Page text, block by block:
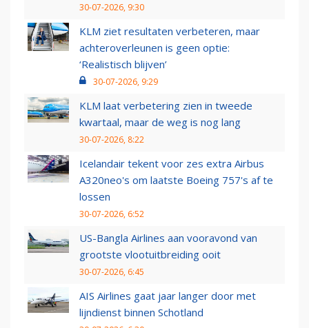
30-07-2026, 9:30
KLM ziet resultaten verbeteren, maar
achteroverleunen is geen optie:
‘Realistisch blijven’
30-07-2026, 9:29
KLM laat verbetering zien in tweede
kwartaal, maar de weg is nog lang
30-07-2026, 8:22
Icelandair tekent voor zes extra Airbus
A320neo's om laatste Boeing 757's af te
lossen
30-07-2026, 6:52
US-Bangla Airlines aan vooravond van
grootste vlootuitbreiding ooit
30-07-2026, 6:45
AIS Airlines gaat jaar langer door met
lijndienst binnen Schotland